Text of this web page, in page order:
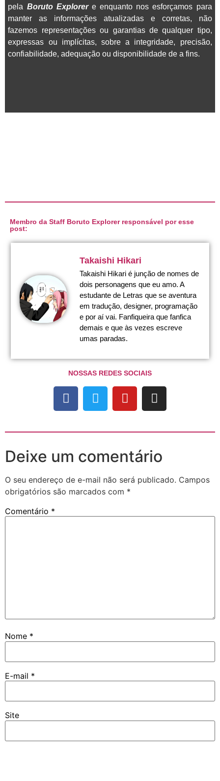
pela Boruto Explorere enquanto nos esforçamos para
manter as informações atualizadas e corretas, não
fazemos representações ou garantias de qualquer tipo,
expressas ou implícitas, sobre a integridade, precisão,
confiabilidade, adequação ou disponibilidade de a fins.
Membro da Staff Boruto Explorer responsável por esse
post:
Takaishi Hikari
Takaishi Hikari é junção de nomes de
dois personagens que eu amo. A
estudante de Letras que se aventura
em tradução, designer, programação
e por aí vai. Fanfiqueira que fanfica
demais e que às vezes escreve
umas paradas.
NOSSAS REDES SOCIAIS
Deixe um comentário
O seu endereço de e-mail não será publicado. Campos
obrigatórios são marcados com *
Comentário *
Nome *
E-mail *
Site